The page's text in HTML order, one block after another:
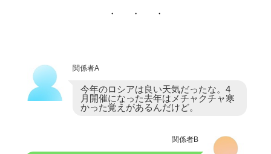
・ ・ ・
関係者A
今年のロシアは良い天気だったな。4
月開催になった去年はメチャクチャ寒
かった覚えがあるんだけど。
関係者B